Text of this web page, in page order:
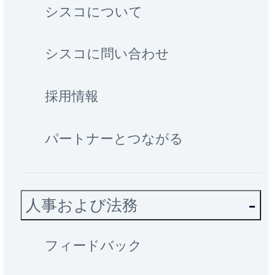
シスコについて
シスコに問い合わせ
採用情報
パートナーとつながる
人事および法務
フィードバック